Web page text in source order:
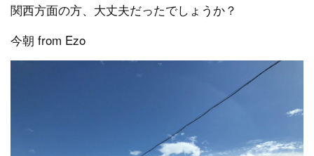
関西方面の方、大丈夫だったでしょうか？
今朝 from Ezo